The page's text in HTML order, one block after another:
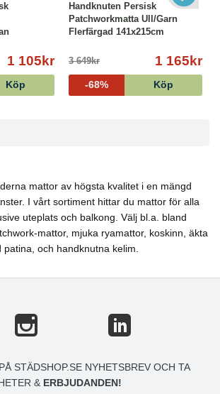
1 105kr
Köp
Handknuten Persisk
Patchworkmatta Ull/Garn
Flerfärgad 141x215cm
3 649kr 1 165kr
-68% Köp
mattor av högsta kvalitet i en mängd
I vårt sortiment hittar du mattor för alla
uteplats och balkong. Välj bl.a. bland
mattor, mjuka ryamattor, koskinn, äkta
och handknutna kelim.
STÄDSHOP.SE NYHETSBREV OCH TA
& ERBJUDANDEN!